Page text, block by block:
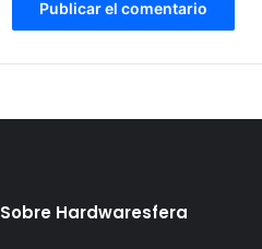
Sobre Hardwaresfera